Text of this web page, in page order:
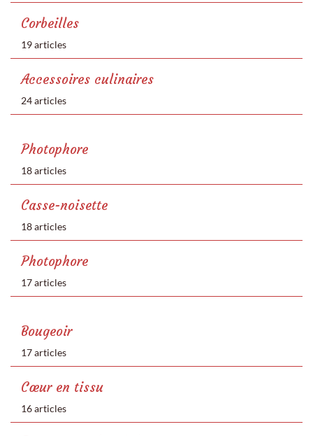
Corbeilles
19 articles
Accessoires culinaires
24 articles
Photophore
18 articles
Casse-noisette
18 articles
Photophore
17 articles
Bougeoir
17 articles
Cœur en tissu
16 articles